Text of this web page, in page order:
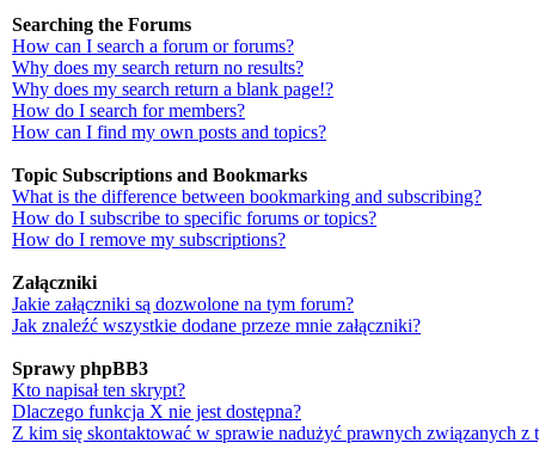
Searching the Forums
How can I search a forum or forums?
Why does my search return no results?
Why does my search return a blank page!?
How do I search for members?
How can I find my own posts and topics?
Topic Subscriptions and Bookmarks
What is the difference between bookmarking and subscribing?
How do I subscribe to specific forums or topics?
How do I remove my subscriptions?
Załączniki
Jakie załączniki są dozwolone na tym forum?
Jak znaleźć wszystkie dodane przeze mnie załączniki?
Sprawy phpBB3
Kto napisał ten skrypt?
Dlaczego funkcja X nie jest dostępna?
Z kim się skontaktować w sprawie nadużyć prawnych związanych z